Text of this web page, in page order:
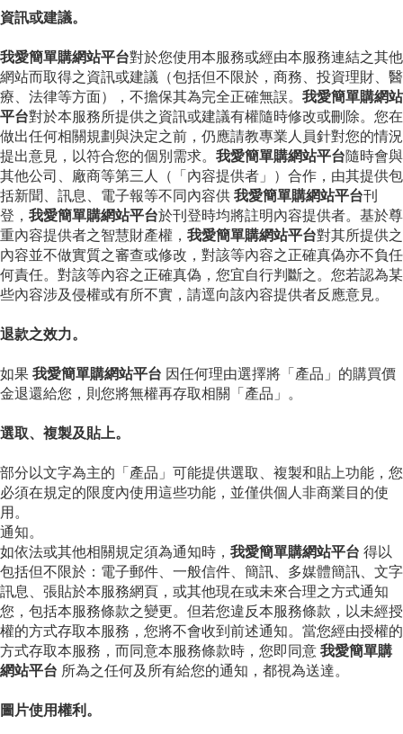
資訊或建議。
我愛簡單購網站平台對於您使用本服務或經由本服務連結之其他
網站而取得之資訊或建議（包括但不限於，商務、投資理財、醫
療、法律等方面），不擔保其為完全正確無誤。 我愛簡單購網站
平台對於本服務所提供之資訊或建議有權隨時修改或刪除。您在
做出任何相關規劃與決定之前，仍應請教專業人員針對您的情況
提出意見，以符合您的個別需求。 我愛簡單購網站平台隨時會與
其他公司、廠商等第三人（「內容提供者」）合作，由其提供包
括新聞、訊息、電子報等不同內容供 我愛簡單購網站平台刊
登， 我愛簡單購網站平台於刊登時均將註明內容提供者。基於尊
重內容提供者之智慧財產權， 我愛簡單購網站平台對其所提供之
內容並不做實質之審查或修改，對該等內容之正確真偽亦不負任
何責任。對該等內容之正確真偽，您宜自行判斷之。您若認為某
些內容涉及侵權或有所不實，請逕向該內容提供者反應意見。
退款之效力。
如果 我愛簡單購網站平台 因任何理由選擇將「產品」的購買價
金退還給您，則您將無權再存取相關「產品」。
選取、複製及貼上。
部分以文字為主的「產品」可能提供選取、複製和貼上功能，您
必須在規定的限度內使用這些功能，並僅供個人非商業目的使
用。
通知。
如依法或其他相關規定須為通知時， 我愛簡單購網站平台 得以
包括但不限於：電子郵件、一般信件、簡訊、多媒體簡訊、文字
訊息、張貼於本服務網頁，或其他現在或未來合理之方式通知
您，包括本服務條款之變更。但若您違反本服務條款，以未經授
權的方式存取本服務，您將不會收到前述通知。當您經由授權的
方式存取本服務，而同意本服務條款時，您即同意 我愛簡單購
網站平台 所為之任何及所有給您的通知，都視為送達。
圖片使用權利。